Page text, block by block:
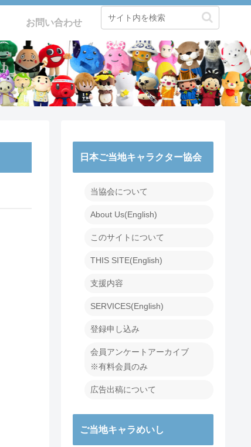
お問い合わせ
日本ご当地キャラクター協会
当協会について
About Us(English)
このサイトについて
THIS SITE(English)
支援内容
SERVICES(English)
登録申し込み
会員アンケートアーカイブ
※有料会員のみ
広告出稿について
ご当地キャラめいし